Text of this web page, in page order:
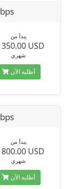
يبدأ من
USD
شهري
أطلبه الآن
يبدأ من
USD
شهري
أطلبه الآن